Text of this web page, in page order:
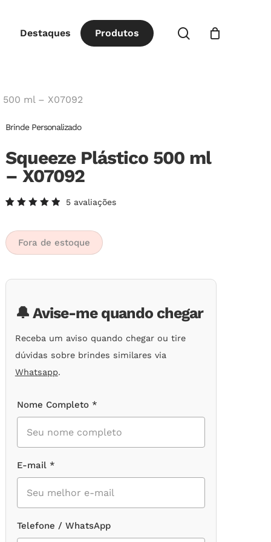
Destaques Produtos procurar
ml – X07092
Brinde Personalizado
Squeeze Plástico 500 ml
– X07092
5.00de
5, com
baseado
em
clientes
5avaliações
Fora de estoque
🔔 Avise-me quando chegar
Receba um aviso quando chegar ou tire
dúvidas sobre brindes similares via
Whatsapp.
Nome Completo *
E-mail *
Telefone / WhatsApp